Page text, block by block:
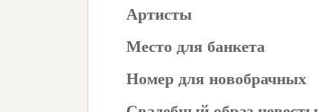
Артисты
Место для банкета
Номер для новобрачных